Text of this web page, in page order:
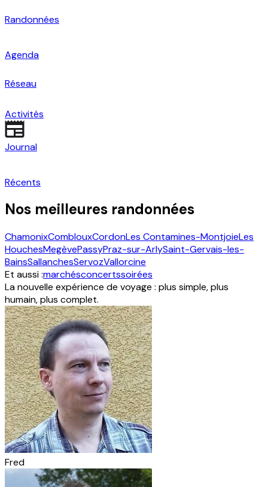
Randonnées
Agenda
Réseau
Activités
Journal
Récents
Nos meilleures randonnées
ChamonixComblouxCordonLes Contamines-MontjoieLes
HouchesMegèvePassyPraz-sur-ArlySaint-Gervais-les-
BainsSallanchesServozVallorcine
Et aussi :marchésconcertssoirées
La nouvelle expérience de voyage : plus simple, plus
humain, plus complet.
Fred